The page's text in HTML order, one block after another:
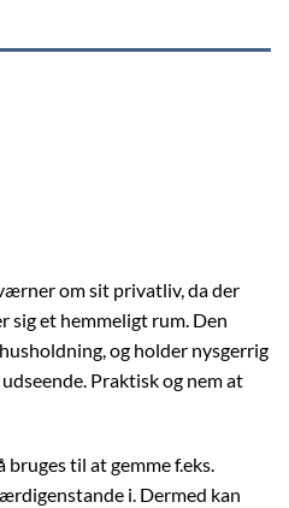
om sit privatliv, da der
sig et hemmeligt rum. Den
og holder nysgerrig
Praktisk og nem at
til at gemme f.eks.
i. Dermed kan